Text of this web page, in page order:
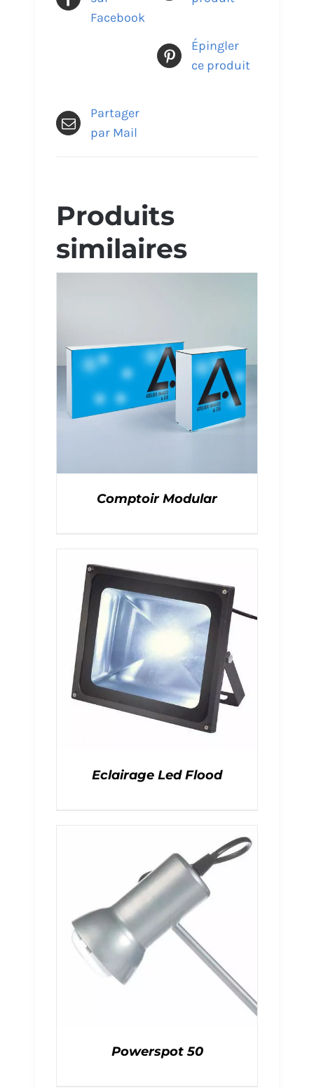
Facebook
Épingler
ce produit
Partager
par Mail
Produits
similaires
Comptoir Modular
Eclairage Led Flood
Powerspot 50